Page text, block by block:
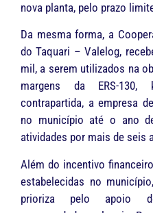
nova planta, pelo prazo
Da mesma forma, a
do Taquari – Valelog,
mil, a serem utilizados na
margens da ERS-
contrapartida, a empresa
no município até o ano
atividades por mais de seis
Além do incentivo
estabelecidas no
prioriza pelo apoio